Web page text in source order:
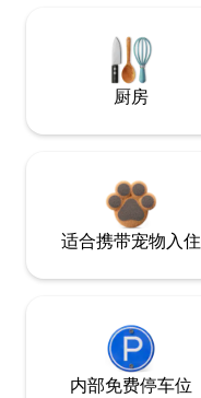
厨房
适合携带宠物入住
内部免费停车位